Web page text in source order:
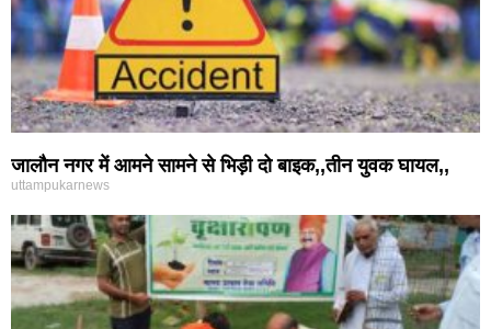
जालौन नगर में आमने सामने से भिड़ी दो बाइक,,तीन युवक घायल,,
uttampukarnews